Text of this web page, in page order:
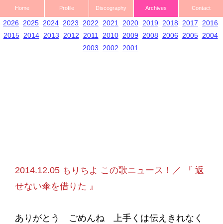
2026 2025 2024 2023 2022 2021 2020 2019 2018 2017
2016
2015 2014 2013 2012 2011 2010 2009 2008 2006 2005 2004
2003
2002 2001
Home Profile Discography Archives Contact
2014.12.05 もりちよ この歌ニュース！／ 『 返
せない傘を借りた 』
ありがとう ごめんね 上手くは伝えきれなく